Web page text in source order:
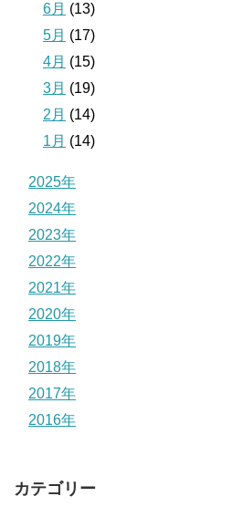
6月 (13)
5月 (17)
4月 (15)
3月 (19)
2月 (14)
1月 (14)
2025年
2024年
2023年
2022年
2021年
2020年
2019年
2018年
2017年
2016年
カテゴリー